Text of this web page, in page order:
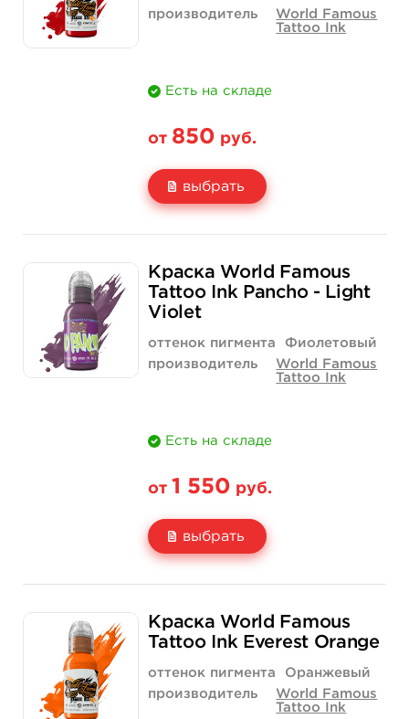
производитель
World Famous
Tattoo Ink
Есть на складе
от 850 руб.
выбрать
Количество
850 руб.
купить
1 400 руб.
Краска World Famous
Tattoo Ink Pancho - Light
Violet
оттенок пигмента
Фиолетовый
производитель
World Famous
Tattoo Ink
Есть на складе
от 1 550 руб.
выбрать
Количество
1 550 руб.
купить
4 400 руб.
купить
Краска World Famous
Tattoo Ink Everest Orange
оттенок пигмента
Оранжевый
производитель
World Famous
Tattoo Ink